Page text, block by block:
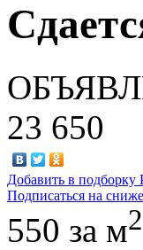
23 650
Добавить в подборку
Подписаться на
550 за м2